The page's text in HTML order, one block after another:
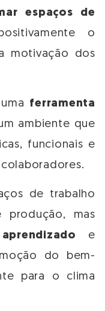
espaços de
o
motivação dos
ferramenta
ambiente que
funcionais e
de trabalho
produção, mas
e
do bem-
para o clima